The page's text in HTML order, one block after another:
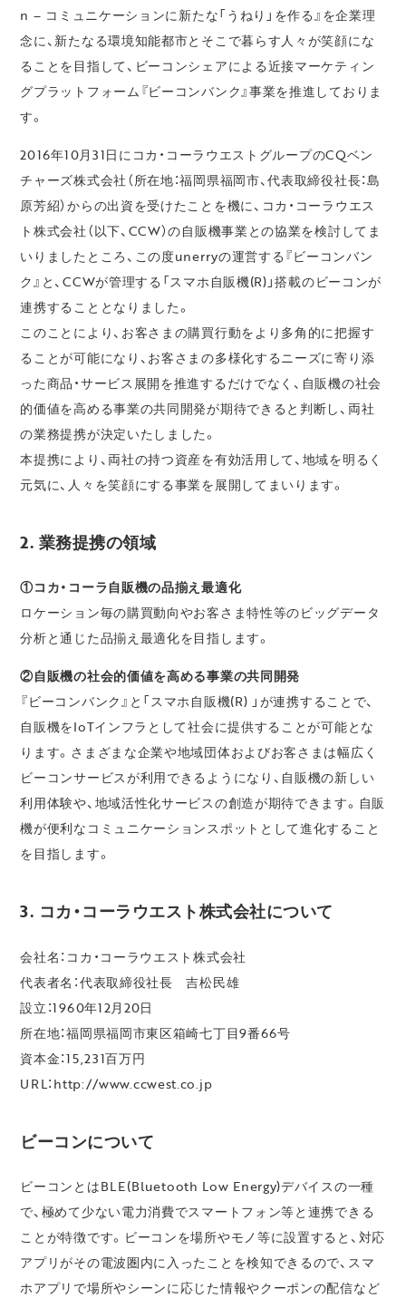
n – コミュニケーションに新たな「うねり」を作る』を企業理
念に、新たなる環境知能都市とそこで暮らす人々が笑顔にな
ることを目指して、ビーコンシェアによる近接マーケティン
グプラットフォーム『ビーコンバンク』事業を推進しておりま
す。
2016年10月31日にコカ・コーラウエストグループのCQベン
チャーズ株式会社（所在地：福岡県福岡市、代表取締役社長：島
原芳紹）からの出資を受けたことを機に、コカ・コーラウエス
ト株式会社（以下、CCW）の自販機事業との協業を検討してま
いりましたところ、この度unerryの運営する『ビーコンバン
ク』と、CCWが管理する「スマホ自販機(R)」搭載のビーコンが
連携することとなりました。
このことにより、お客さまの購買行動をより多角的に把握す
ることが可能になり、お客さまの多様化するニーズに寄り添
った商品・サービス展開を推進するだけでなく、自販機の社会
的価値を高める事業の共同開発が期待できると判断し、両社
の業務提携が決定いたしました。
本提携により、両社の持つ資産を有効活用して、地域を明るく
元気に、人々を笑顔にする事業を展開してまいります。
2. 業務提携の領域
①コカ・コーラ自販機の品揃え最適化
ロケーション毎の購買動向やお客さま特性等のビッグデータ
分析と通じた品揃え最適化を目指します。
②自販機の社会的価値を高める事業の共同開発
『ビーコンバンク』と「スマホ自販機(R) 」が連携することで、
自販機をIoTインフラとして社会に提供することが可能とな
ります。さまざまな企業や地域団体およびお客さまは幅広く
ビーコンサービスが利用できるようになり、自販機の新しい
利用体験や、地域活性化サービスの創造が期待できます。自販
機が便利なコミュニケーションスポットとして進化すること
を目指します。
3. コカ・コーラウエスト株式会社について
会社名：コカ・コーラウエスト株式会社
代表者名：代表取締役社長 吉松民雄
設立：1960年12月20日
所在地：福岡県福岡市東区箱崎七丁目9番66号
資本金：15,231百万円
URL：http://www.ccwest.co.jp
ビーコンについて
ビーコンとはBLE(Bluetooth Low Energy)デバイスの一種
で、極めて少ない電力消費でスマートフォン等と連携できる
ことが特徴です。ビーコンを場所やモノ等に設置すると、対応
アプリがその電波圏内に入ったことを検知できるので、スマ
ホアプリで場所やシーンに応じた情報やクーポンの配信など